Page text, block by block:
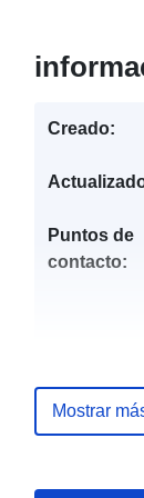
Creado:
Puntos de
contacto:
Registro
Mostrar